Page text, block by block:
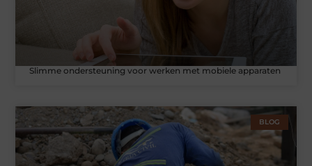
Slimme ondersteuning voor werken met mobiele apparaten
BLOG